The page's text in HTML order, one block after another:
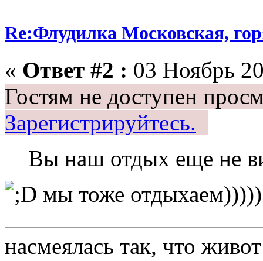
Re:Флудилка Московская,
« Ответ #2 : 03 Ноябрь
Гостям не доступен
Зарегистрируйтесь.
Вы наш отдых еще не
мы тоже отдыхаем)))))
насмеялась так, что